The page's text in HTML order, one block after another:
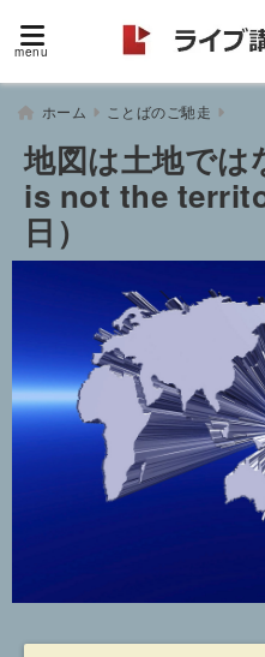
menu
ホーム ことばのご馳走
地図は土地で
is not the
日）